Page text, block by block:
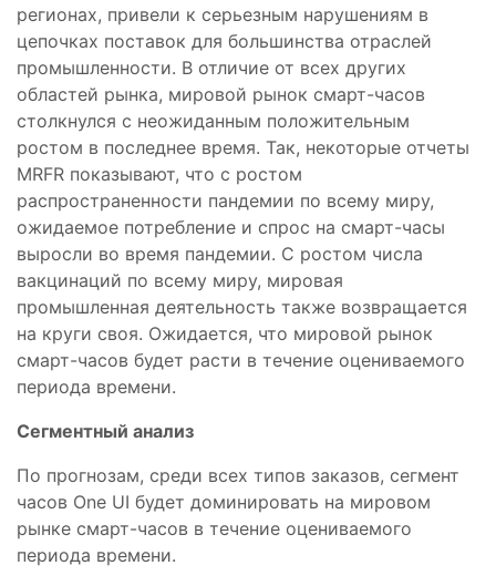
регионах, привели к серьезным нарушениям в
цепочках поставок для большинства отраслей
промышленности. В отличие от всех других
областей рынка, мировой рынок смарт-часов
столкнулся с неожиданным положительным
ростом в последнее время. Так, некоторые отчеты
MRFR показывают, что с ростом
распространенности пандемии по всему миру,
ожидаемое потребление и спрос на смарт-часы
выросли во время пандемии. С ростом числа
вакцинаций по всему миру, мировая
промышленная деятельность также возвращается
на круги своя. Ожидается, что мировой рынок
смарт-часов будет расти в течение оцениваемого
периода времени.
Сегментный анализ
По прогнозам, среди всех типов заказов, сегмент
часов One UI будет доминировать на мировом
рынке смарт-часов в течение оцениваемого
периода времени.